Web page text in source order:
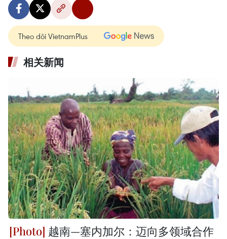
Theo dõi VietnamPlus
相关新闻
越南—塞内加尔：迈向多领域合作